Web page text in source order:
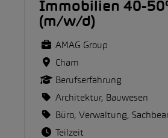
Immobilien 40-
(m/w/d)
AMAG Group
Cham
Berufserfahrung
Architektur, Bauwesen
Büro, Verwaltung,
Teilzeit